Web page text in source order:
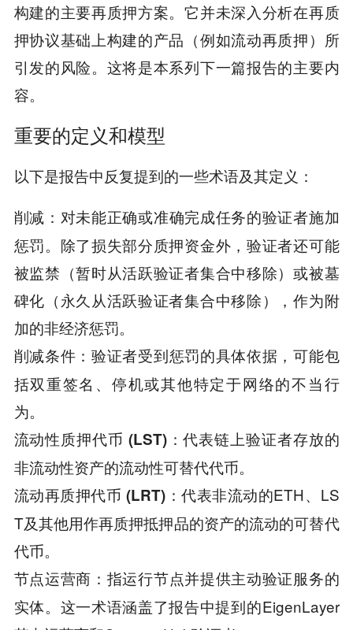
构建的主要再质押方案。它并未深入分析在再质
押协议基础上构建的产品（例如流动再质押）所
引发的风险。这将是本系列下一篇报告的主要内
容。
重要的定义和模型
以下是报告中反复提到的一些术语及其定义：
削减 ：对未能正确或准确完成任务的验证者施加
惩罚。除了损失部分质押资金外，验证者还可能
被监禁（暂时从活跃验证者集合中移除）或被墓
碑化（永久从活跃验证者集合中移除），作为附
加的非经济惩罚。
削减条件 ：验证者受到惩罚的具体依据，可能包
括双重签名、停机或其他特定于网络的不当行
为。
流动性质押代币 (LST)：代表链上验证者存放的
非流动性资产的流动性可替代代币。
流动再质押代币 (LRT)：代表非流动的ETH、LS
T及其他用作再质押抵押品的资产的流动的可替代
代币。
节点运营商 ：指运行节点并提供主动验证服务的
实体。这一术语涵盖了报告中提到的EigenLayer